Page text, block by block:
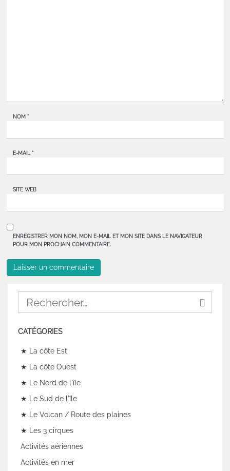
NOM *
E-MAIL *
SITE WEB
ENREGISTRER MON NOM, MON E-MAIL ET MON SITE DANS LE NAVIGATEUR
POUR MON PROCHAIN COMMENTAIRE.
CATÉGORIES
★ La côte Est
★ La côte Ouest
★ Le Nord de l'île
★ Le Sud de l'île
★ Le Volcan / Route des plaines
★ Les 3 cirques
Activités aériennes
Activités en mer